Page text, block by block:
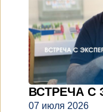
ВСТРЕЧА С
07 июля 2026